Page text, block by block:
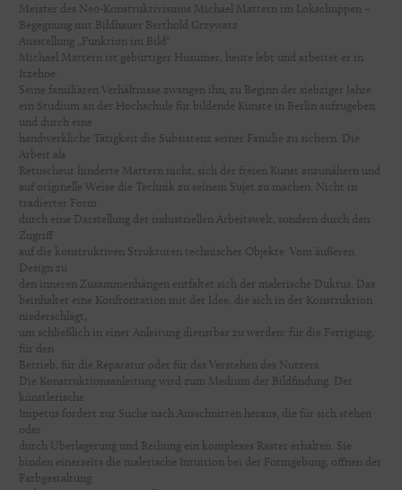
Meister des Neo-Konstruktivismus Michael Mattern im Lokschuppen –
Begegnung mit Bildhauer Berthold Grzywatz
Ausstellung „Funktion im Bild“
Michael Mattern ist gebürtiger Husumer, heute lebt und arbeitet er in
Itzehoe.
Seine familiären Verhältnisse zwangen ihn, zu Beginn der siebziger Jahre
ein Studium an der Hochschule für bildende Künste in Berlin aufzugeben
und durch eine
handwerkliche Tätigkeit die Subsistenz seiner Familie zu sichern. Die
Arbeit als
Retuscheur hinderte Mattern nicht, sich der freien Kunst anzunähern und
auf originelle Weise die Technik zu seinem Sujet zu machen. Nicht in
tradierter Form
durch eine Darstellung der industriellen Arbeitswelt, sondern durch den
Zugriff
auf die konstruktiven Strukturen technischer Objekte. Vom äußeren
Design zu
den inneren Zusammenhängen entfaltet sich der malerische Duktus. Das
beinhaltet eine Konfrontation mit der Idee, die sich in der Konstruktion
niederschlägt,
um schließlich in einer Anleitung dienstbar zu werden: für die Fertigung,
für den
Betrieb, für die Reparatur oder für das Verstehen des Nutzers.
Die Konstruktionsanleitung wird zum Medium der Bildfindung. Der
künstlerische
Impetus fordert zur Suche nach Ausschnitten heraus, die für sich stehen
oder
durch Überlagerung und Reihung ein komplexes Raster erhalten. Sie
binden einerseits die malerische Intuition bei der Formgebung, öffnen der
Farbgestaltung